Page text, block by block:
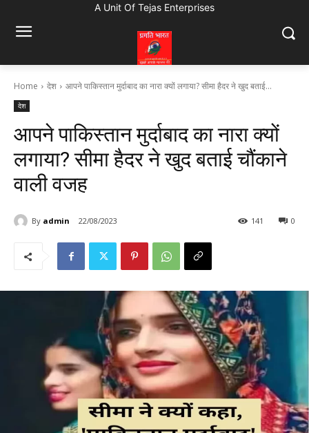
A Unit Of Tejas Enterprises
Home देश आपने पाकिस्तान मुर्दाबाद का नारा क्यों लगाया? सीमा हैदर ने खुद बताई...
देश
आपने पाकिस्तान मुर्दाबाद का नारा क्यों
लगाया? सीमा हैदर ने खुद बताई चौंकाने
वाली वजह
By admin 22/08/2023 0
141